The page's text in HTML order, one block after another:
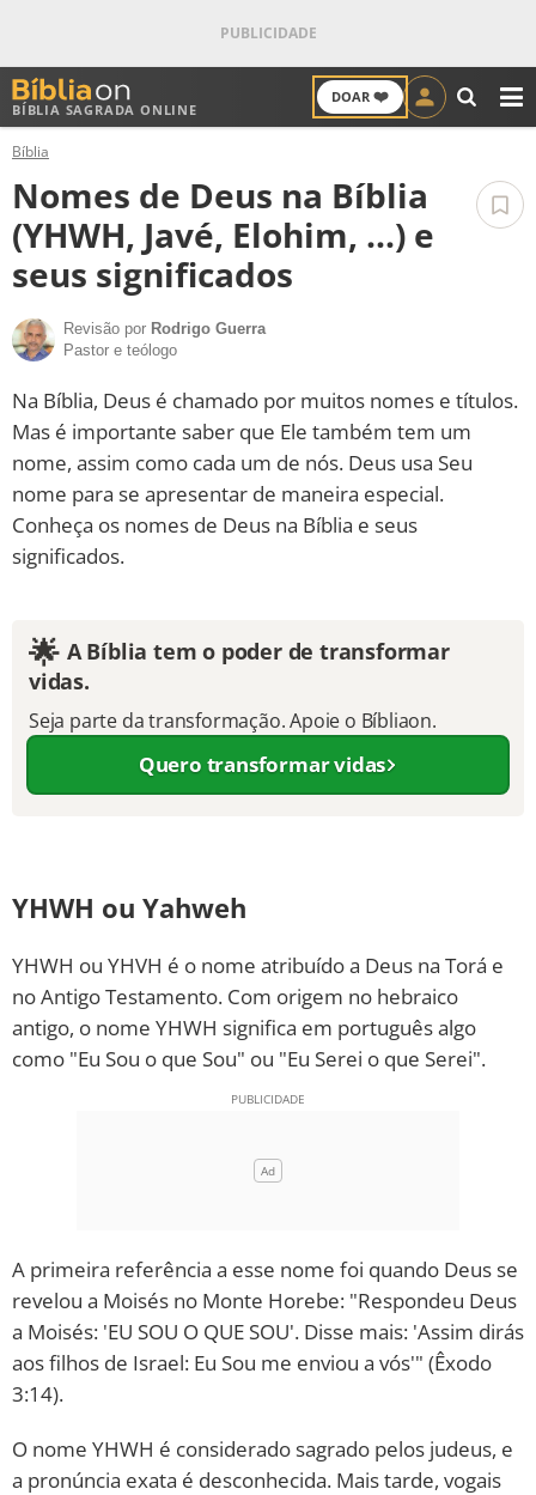
BÍBLIA SAGRADA ONLINE
DOAR ❤️
ANTIGO TESTAMENTO
VERSÍCULOS
VERSÍCULO DO DIA
PALAVRA DO DIA
SALMO DO DIA
DEVOCIONAL DIÁRIO
ESTUDOS BÍBLICOS
LOJA BÍBLIAON
Bíblia
Nomes de Deus na Bíblia
(YHWH, Javé, Elohim, ...) e
seus significados
Revisão por Rodrigo Guerra
Pastor e teólogo
Na Bíblia, Deus é chamado por muitos nomes e títulos.
Mas é importante saber que Ele também tem um
nome, assim como cada um de nós. Deus usa Seu
nome para se apresentar de maneira especial.
Conheça os nomes de Deus na Bíblia e seus
significados.
🌟 A Bíblia tem o poder de transformar
vidas.
Seja parte da transformação. Apoie o Bíbliaon.
Quero transformar vidas
YHWH ou Yahweh
YHWH ou YHVH é o nome atribuído a Deus na Torá e
no Antigo Testamento. Com origem no hebraico
antigo, o nome YHWH significa em português algo
como "Eu Sou o que Sou" ou "Eu Serei o que Serei".
A primeira referência a esse nome foi quando Deus se
revelou a Moisés no Monte Horebe: "Respondeu Deus
a Moisés: 'EU SOU O QUE SOU'. Disse mais: 'Assim dirás
aos filhos de Israel: Eu Sou me enviou a vós'" (Êxodo
3:14).
O nome YHWH é considerado sagrado pelos judeus, e
a pronúncia exata é desconhecida. Mais tarde, vogais